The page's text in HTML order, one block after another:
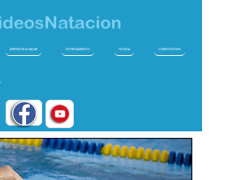
APRENDER A NADAR ENTRENAMIENTO TECNICA COMPETICIONES